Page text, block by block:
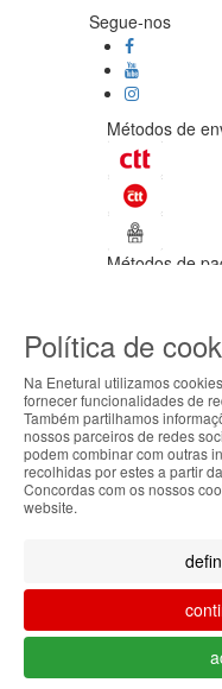
Segue-nos
Métodos de
Métodos de
Todos os
apresentadas
08-2026.
Designed &
ABOUT THE
Enetural handles
cookies that
website, facilitate
continuing to
these cookies. For
Privacy and
preferences inO teu
Política de
Na Enetural utilizamos
fornecer funcionalidades de
Também partilhamos
nossos parceiros de redes
podem combinar com outras
recolhidas por estes a partir
Concordas com os nossos
website.